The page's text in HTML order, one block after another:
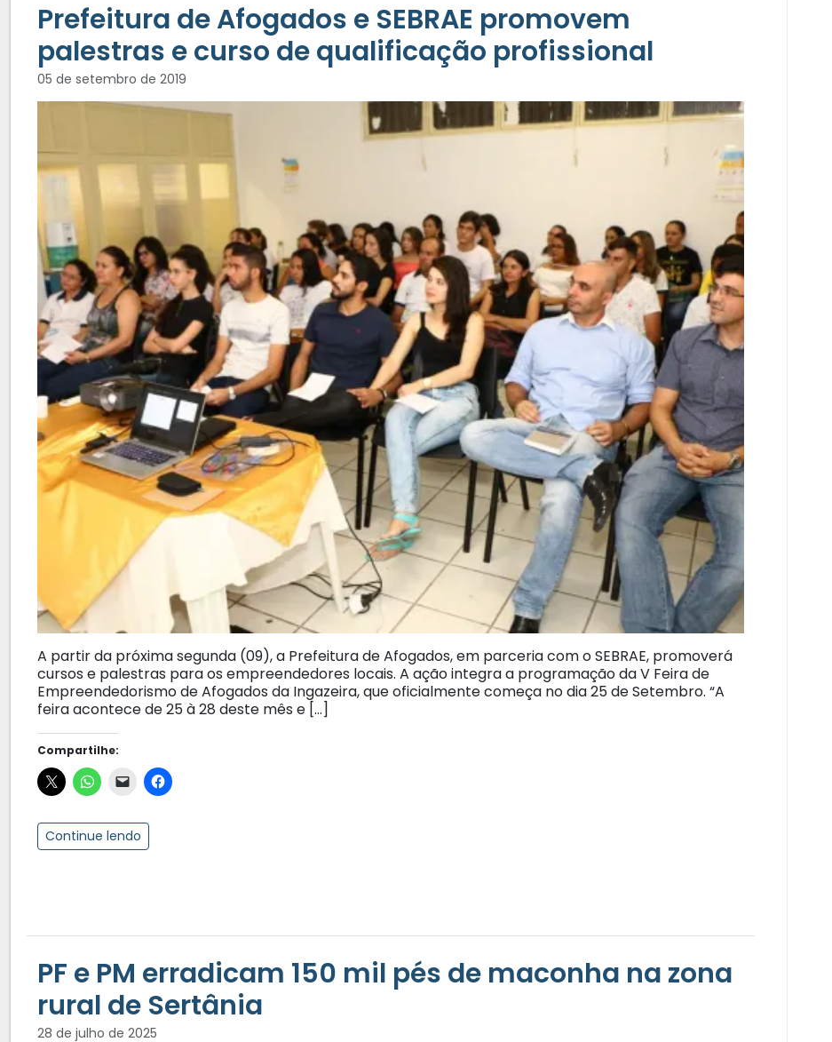
Prefeitura de Afogados e SEBRAE promovem
palestras e curso de qualificação profissional
05 de setembro de 2019
A partir da próxima segunda (09), a Prefeitura de Afogados, em parceria com o SEBRAE, promoverá
cursos e palestras para os empreendedores locais. A ação integra a programação da V Feira de
Empreendedorismo de Afogados da Ingazeira, que oficialmente começa no dia 25 de Setembro. “A
feira acontece de 25 à 28 deste mês e […]
Compartilhe:
Continue lendo
PF e PM erradicam 150 mil pés de maconha na zona
rural de Sertânia
28 de julho de 2025